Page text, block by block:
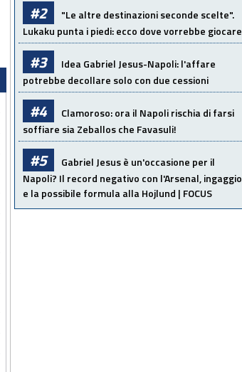
#2
"Le altre destinazioni seconde scelte".
Lukaku punta i piedi: ecco dove vorrebbe giocare
#3
Idea Gabriel Jesus-Napoli: l'affare
potrebbe decollare solo con due cessioni
#4
Clamoroso: ora il Napoli rischia di farsi
soffiare sia Zeballos che Favasuli!
#5
Gabriel Jesus è un'occasione per il
Napoli? Il record negativo con l'Arsenal, ingaggio
e la possibile formula alla Hojlund | FOCUS